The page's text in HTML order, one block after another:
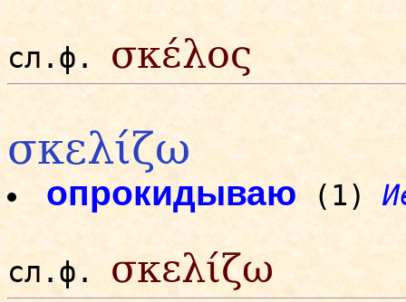
сл.ф. σκέλος
σκελίζω
опрокидываю (1)
сл.ф. σκελίζω